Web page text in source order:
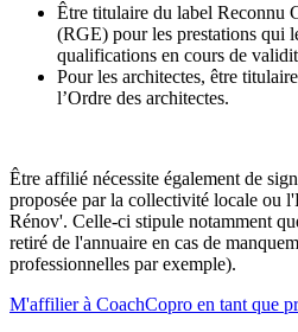
Être titulaire du label Reconnu
(RGE) pour les prestations qui
qualifications en cours de
Pour les architectes, être
l’Ordre des architectes.
Être affilié nécessite également de
proposée par la collectivité locale ou
Rénov'. Celle-ci stipule notamment
retiré de l'annuaire en cas de
professionnelles par exemple).
M'affilier à CoachCopro en tant que